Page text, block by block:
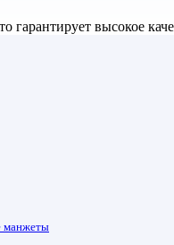
высокое
манжеты